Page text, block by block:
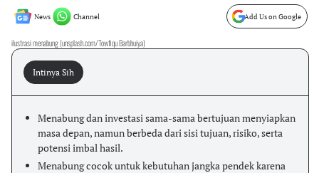
News Channel Add Us on Google
ilustrasi menabung (unsplash.com/Towfiqu Barbhuiya)
Intinya Sih
Menabung dan investasi sama-sama bertujuan menyiapkan
masa depan, namun berbeda dari sisi tujuan, risiko, serta
potensi imbal hasil.
Menabung cocok untuk kebutuhan jangka pendek karena